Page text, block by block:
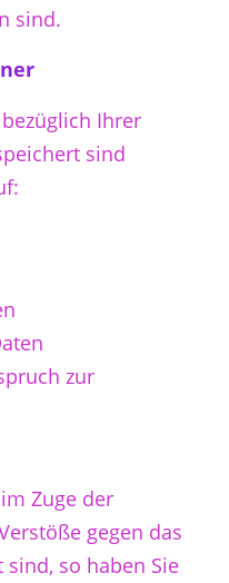
sind.
Ihrer
sind
zur
Zuge der
gegen das
so haben Sie